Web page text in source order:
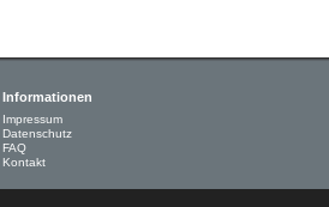
Informationen
Impressum
Datenschutz
FAQ
Kontakt